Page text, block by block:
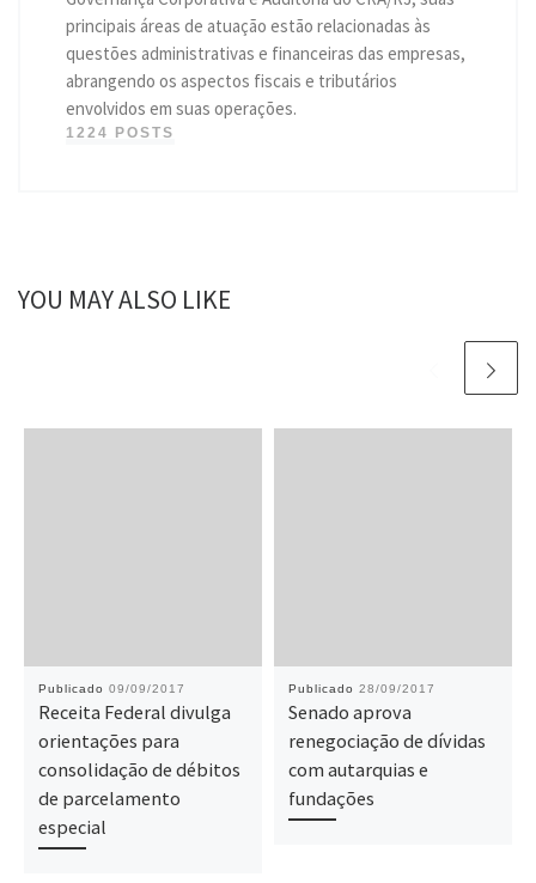
principais áreas de atuação estão relacionadas às
questões administrativas e financeiras das empresas,
abrangendo os aspectos fiscais e tributários
envolvidos em suas operações.
1224 POSTS
YOU MAY ALSO LIKE
Publicado 09/09/2017
Receita Federal divulga
orientações para
consolidação de débitos
de parcelamento
especial
Publicado 28/09/2017
Senado aprova
renegociação de dívidas
com autarquias e
fundações